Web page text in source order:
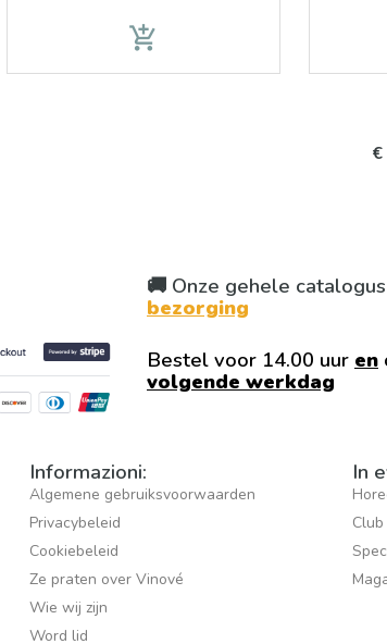
add_shopping_cart
€
🚚 Onze gehele
bezorging
Bestel voor 14.00 uur en
volgende werkdag
Informazioni:
Algemene gebruiksvoorwaarden
Privacybeleid
Cookiebeleid
Ze praten over Vinové
Wie wij zijn
Word lid
In
Club